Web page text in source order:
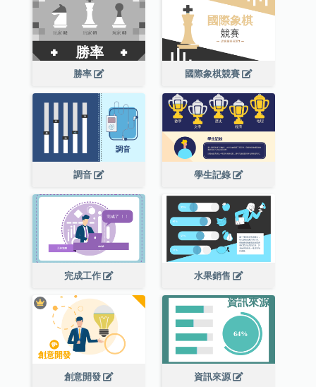
勝率 國際象棋競賽
調音 學生記錄
完成工作 水果銷售
創意開發 資訊來源